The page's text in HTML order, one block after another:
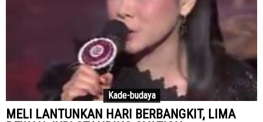
Kade-budaya
MELI LANTUNKAN HARI BERBANGKIT, LIMA